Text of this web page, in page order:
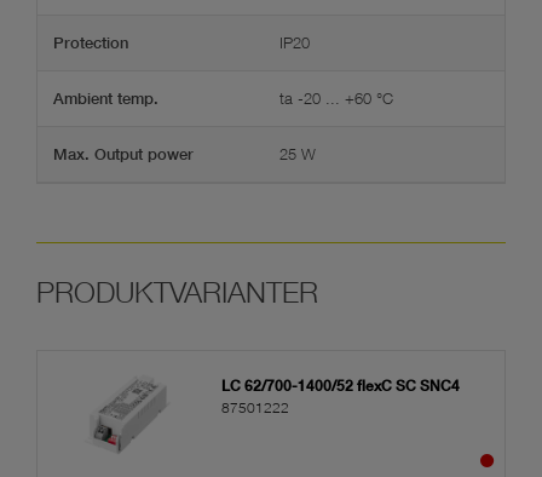
Protection IP20
Ambient temp. ta -20 ... +60 °C
Max. Output power 25 W
LC 62/700-1400/52 flexC SC SNC4
87501222